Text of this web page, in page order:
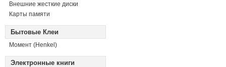
Внешние жесткие диски
Карты памяти
Бытовые Клеи
Момент (Henkel)
Электронные книги